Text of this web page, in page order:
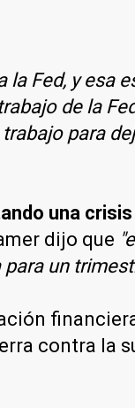
Fed, y esa
de la
para
una
dijo que
un
contra la